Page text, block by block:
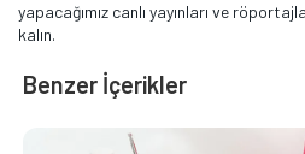
yapacağımız canlı yayınları ve
kalın.
Benzer İçerikler